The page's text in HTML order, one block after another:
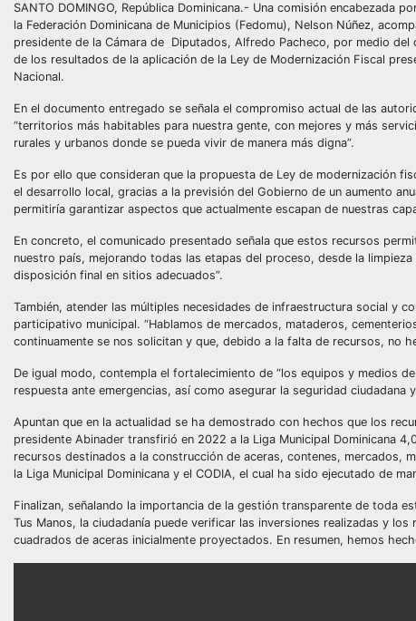
SANTO DOMINGO, República Dominicana.- Una comisión encabezada
la Federación Dominicana de Municipios (Fedomu), Nelson Núñez,
presidente de la Cámara de Diputados, Alfredo Pacheco, por medio
de los resultados de la aplicación de la Ley de Modernización Fiscal
Nacional.
En el documento entregado se señala el compromiso actual de las
“territorios más habitables para nuestra gente, con mejores y más
rurales y urbanos donde se pueda vivir de manera más digna”.
Es por ello que consideran que la propuesta de Ley de modernización
el desarrollo local, gracias a la previsión del Gobierno de un aumento
permitiría garantizar aspectos que actualmente escapan de nuestras
En concreto, el comunicado presentado señala que estos recursos
nuestro país, mejorando todas las etapas del proceso, desde la
disposición final en sitios adecuados”.
También, atender las múltiples necesidades de infraestructura social y
participativo municipal. “Hablamos de mercados, mataderos,
continuamente se nos solicitan y que, debido a la falta de recursos, no
De igual modo, contempla el fortalecimiento de “los equipos y medios
respuesta ante emergencias, así como asegurar la seguridad
Apuntan que en la actualidad se ha demostrado con hechos que los
presidente Abinader transfirió en 2022 a la Liga Municipal Dominicana
recursos destinados a la construcción de aceras, contenes,
la Liga Municipal Dominicana y el CODIA, el cual ha sido ejecutado de
Finalizan, señalando la importancia de la gestión transparente de toda
Tus Manos, la ciudadanía puede verificar las inversiones realizadas y
cuadrados de aceras inicialmente proyectados. En resumen, hemos